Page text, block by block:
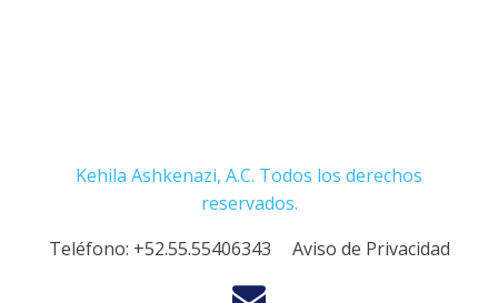
Kehila Ashkenazi, A.C. Todos los derechos
reservados.
Teléfono: +52.55.55406343 Aviso de Privacidad